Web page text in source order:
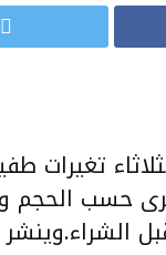
تغيرات
حسب الحجم